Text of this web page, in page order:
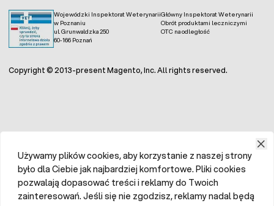
Wojewódzki Inspektorat Weterynarii
w Poznaniu
ul. Grunwaldzka 250
60-166 Poznań
Główny Inspektorat Weterynarii
Obrót produktami leczniczymi
OTC na odległość
Copyright © 2013-present Magento, Inc. All rights reserved.
Używamy plików cookies, aby korzystanie z naszej strony
było dla Ciebie jak najbardziej komfortowe. Pliki cookies
pozwalają dopasować treści i reklamy do Twoich
zainteresowań. Jeśli się nie zgodzisz, reklamy nadal będą